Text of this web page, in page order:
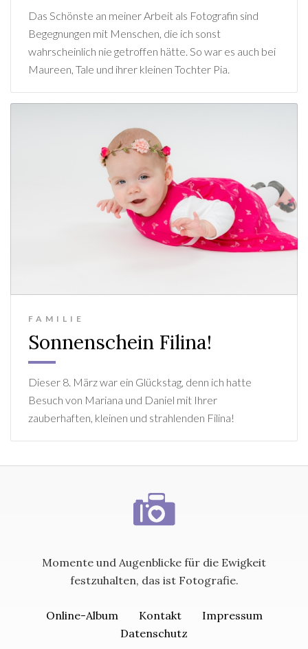
Das Schönste an meiner Arbeit als Fotografin sind
Begegnungen mit Menschen, die ich sonst
wahrscheinlich nie getroffen hätte. So war es auch bei
Maureen, Tale und ihrer kleinen Tochter Pia.
FAMILIE
Sonnenschein Filina!
Dieser 8. März war ein Glückstag, denn ich hatte
Besuch von Mariana und Daniel mit Ihrer
zauberhaften, kleinen und strahlenden Filina!
Momente und Augenblicke für die Ewigkeit
festzuhalten, das ist Fotografie.
Online-Album Kontakt
Impressum
Datenschutz